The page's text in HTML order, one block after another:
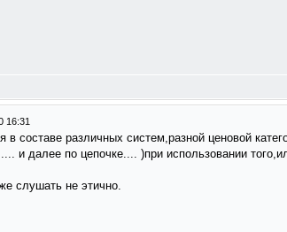
16:31
составе различных систем,разной ценовой
и далее по цепочке.... )при использовании
слушать не этично.